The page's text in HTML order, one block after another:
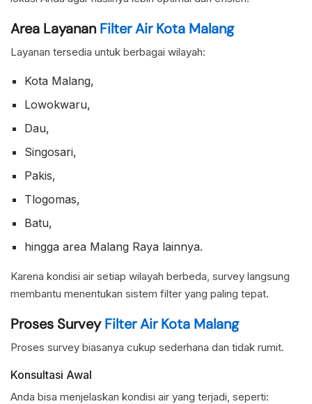
Area Layanan Filter Air Kota Malang
Layanan tersedia untuk berbagai wilayah:
Kota Malang,
Lowokwaru,
Dau,
Singosari,
Pakis,
Tlogomas,
Batu,
hingga area Malang Raya lainnya.
Karena kondisi air setiap wilayah berbeda, survey langsung
membantu menentukan sistem filter yang paling tepat.
Proses SurveyFilter Air Kota Malang
Proses survey biasanya cukup sederhana dan tidak rumit.
Konsultasi Awal
Anda bisa menjelaskan kondisi air yang terjadi, seperti: